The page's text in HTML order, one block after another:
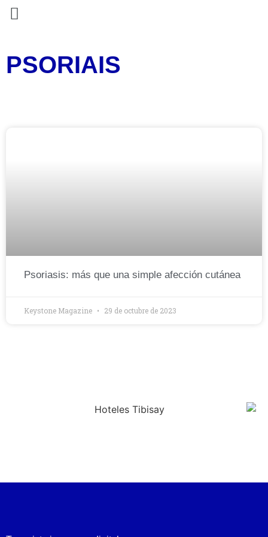
PSORIAIS
Psoriasis: más que una simple afección cutánea
Keystone Magazine 29 de octubre de 2023